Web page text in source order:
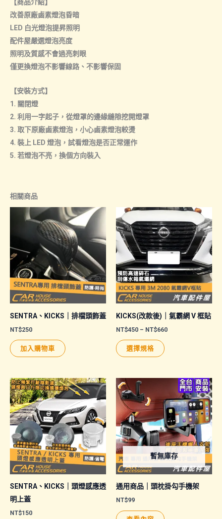
【商品介紹】
改善原廠鹵素燈泡昏暗
LED 白光燈泡提昇照明
配件屋嚴選燈泡亮度
照明及質感不會過亮刺眼
僅更換燈泡不影響線路、不影響保固
【安裝方式】
1. 關閉燈
2. 利用一字起子，從燈罩的邊緣縫隙挖開燈罩
3. 取下原廠鹵素燈泡，小心鹵素燈泡較燙
4. 裝上 LED 燈泡，試看燈泡是否正常運作
5. 若燈泡不亮，換個方向裝入
相關商品
SENTRA、KICKS｜排檔頭飾蓋
NT$250
加入購物車
KICKS(改款後)｜氣霸網 V 框貼
NT$450 – NT$660價
NT$660
選擇規格
種
款
式。
可
在
品
SENTRA、KICKS｜頭燈感應透
明上蓋
NT$150
暫無庫存
通用商品｜頭枕掛勾手機架
NT$99